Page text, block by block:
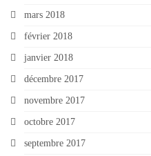
mars 2018
février 2018
janvier 2018
décembre 2017
novembre 2017
octobre 2017
septembre 2017